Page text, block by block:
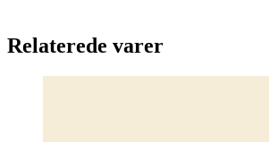
Relaterede varer